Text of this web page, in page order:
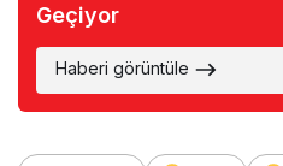
Geçiyor
Haberi görüntüle